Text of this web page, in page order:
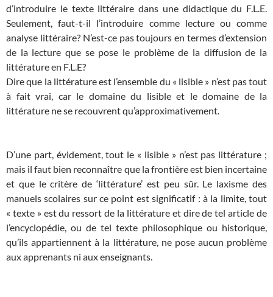
d’introduire le texte littéraire dans une didactique du F.L.E.
Seulement, faut-t-il l’introduire comme lecture ou comme
analyse littéraire? N’est-ce pas toujours en termes d’extension
de la lecture que se pose le problème de la diffusion de la
littérature en F.L.E?
Dire que la littérature est l’ensemble du « lisible » n’est pas tout
à fait vrai, car le domaine du lisible et le domaine de la
littérature ne se recouvrent qu’approximativement.
D’une part, évidement, tout le « lisible » n’est pas littérature ;
mais il faut bien reconnaître que la frontière est bien incertaine
et que le critère de ‘littérature’ est peu sûr. Le laxisme des
manuels scolaires sur ce point est significatif : à la limite, tout
« texte » est du ressort de la littérature et dire de tel article de
l’encyclopédie, ou de tel texte philosophique ou historique,
qu’ils appartiennent à la littérature, ne pose aucun problème
aux apprenants ni aux enseignants.